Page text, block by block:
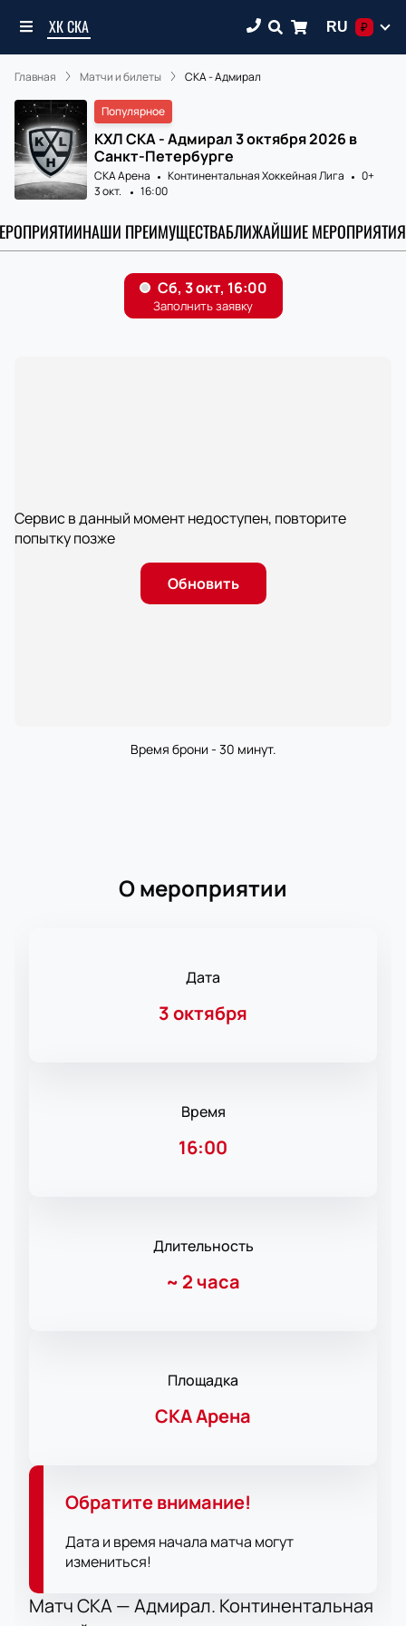
ХК СКА RU ₽
Главная Матчи и билеты СКА - Адмирал
Популярное
КХЛ СКА - Адмирал 3 октября 2026 в
Санкт-Петербурге
СКА Арена Континентальная Хоккейная Лига
0+
3 окт.
16:00
НАШИ ПРЕИМУЩЕСТВАБЛИЖАЙШИЕ МЕРОПРИЯТИЯ
Сервис в данный момент недоступен, повторите
попытку позже
Обновить
Время брони - 30 минут.
О мероприятии
Дата
3 октября
Время
16:00
Длительность
~ 2 часа
Площадка
СКА Арена
Обратите внимание!
Дата и время начала матча могут
измениться!
Матч СКА — Адмирал. Континентальная